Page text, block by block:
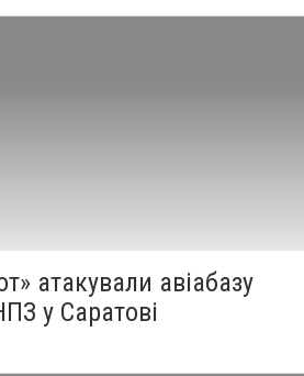
атакували авіабазу
у Саратові